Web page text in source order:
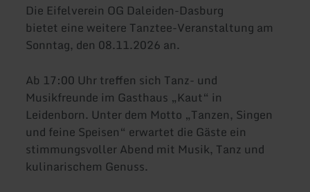
Die Eifelverein OG Daleiden-Dasburg
bietet eine weitere Tanztee-Veranstaltung am
Sonntag, den 08.11.2026 an.
Ab 17:00 Uhr treffen sich Tanz- und
Musikfreunde im Gasthaus „Kaut“ in
Leidenborn. Unter dem Motto „Tanzen, Singen
und feine Speisen“ erwartet die Gäste ein
stimmungsvoller Abend mit Musik, Tanz und
kulinarischem Genuss.